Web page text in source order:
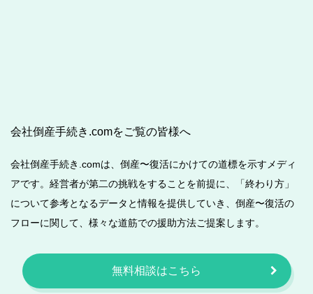
会社倒産手続き.comをご覧の皆様へ
会社倒産手続き.comは、倒産〜復活にかけての道標を示すメディ
アです。経営者が第二の挑戦をすることを前提に、「終わり方」
について参考となるデータと情報を提供していき、倒産〜復活の
フローに関して、様々な道筋での援助方法ご提案します。
無料相談はこちら